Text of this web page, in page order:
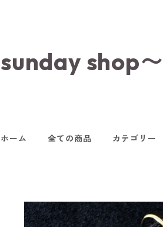
sunday shop
ホーム 全ての商品 カテゴリー